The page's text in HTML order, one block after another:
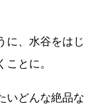
に、水谷をはじ
とに。
いどんな絶品な